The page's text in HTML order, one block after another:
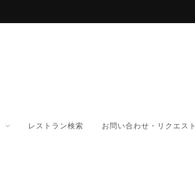
レストラン検索 お問い合わせ・リクエスト